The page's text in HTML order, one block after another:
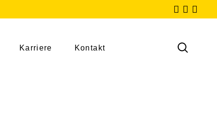
Karriere Kontakt